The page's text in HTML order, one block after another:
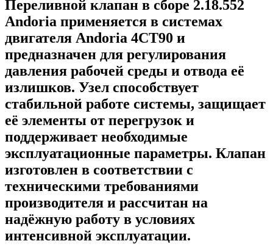
Переливной клапан в сборе 2.18.552
Andoria применяется в системах
двигателя Andoria 4CT90 и
предназначен для регулирования
давления рабочей среды и отвода её
излишков. Узел способствует
стабильной работе системы, защищает
её элементы от перегрузок и
поддерживает необходимые
эксплуатационные параметры. Клапан
изготовлен в соответствии с
техническими требованиями
производителя и рассчитан на
надёжную работу в условиях
интенсивной эксплуатации.